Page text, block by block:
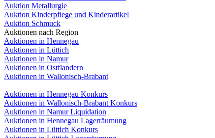
Auktion Metallurgie
Auktion Kinderpflege und Kinderartikel
Auktion Schmuck
Auktionen nach Region
Auktionen in Hennegau
Auktionen in Lüttich
Auktionen in Namur
Auktionen in Ostflandern
Auktionen in Wallonisch-Brabant
Auktionen in Hennegau Konkurs
Auktionen in Wallonisch-Brabant Konkurs
Auktionen in Namur Liquidation
Auktionen in Hennegau Lagerräumung
Auktionen in Lüttich Konkurs